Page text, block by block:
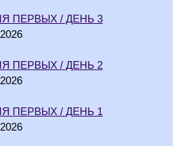
ПЕРВЫХ / ДЕНЬ 3
ПЕРВЫХ / ДЕНЬ 2
ПЕРВЫХ / ДЕНЬ 1